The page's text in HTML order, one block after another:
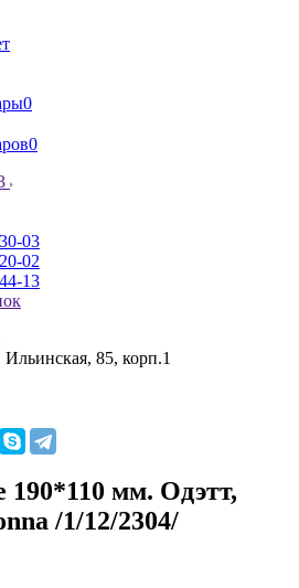
0
0
03
02
13
85, корп.1
190*110 мм. Одэтт,
/1/12/2304/